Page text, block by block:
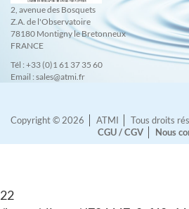
2, avenue des Bosquets
Z.A. de l'Observatoire
78180 Montigny le Bretonneux
FRANCE
Tél : +33 (0)1 61 37 35 60
Email : sales@atmi.fr
Copyright © 2026 ATMI Tous droits
CGU / CGV
Nous
22